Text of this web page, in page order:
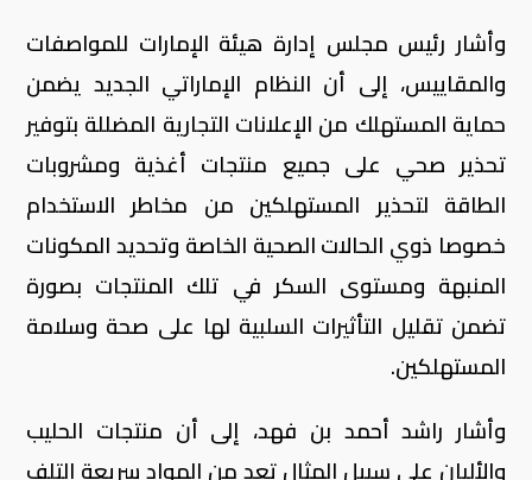
وأشار رئيس مجلس إدارة هيئة الإمارات للمواصفات
والمقاييس، إلى أن النظام الإماراتي الجديد يضمن
حماية المستهلك من الإعلانات التجارية المضللة بتوفير
تحذير صحي على جميع منتجات أغذية ومشروبات
الطاقة لتحذير المستهلكين من مخاطر الاستخدام
خصوصا ذوي الحالات الصحية الخاصة وتحديد المكونات
المنبهة ومستوى السكر في تلك المنتجات بصورة
تضمن تقليل التأثيرات السلبية لها على صحة وسلامة
المستهلكين.
وأشار راشد أحمد بن فهد، إلى أن منتجات الحليب
والألبان على سبيل المثال تعد من المواد سريعة التلف